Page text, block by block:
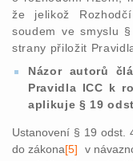
že jelikož
soudem ve smyslu
strany přiložit
Názor autorů
Pravidla ICC k
aplikuje § 19
Ustanovení § 19 odst.
do zákona[5] v